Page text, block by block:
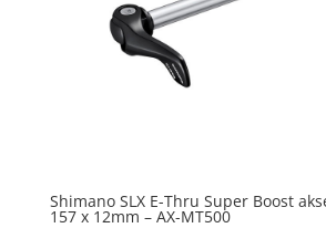
Shimano SLX E-Thru Super Boost
157 x 12mm – AX-MT500